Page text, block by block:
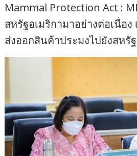
Mammal Protection Act :
สหรัฐอเมริกามาอย่างต่อเนื่อ
ส่งออกสินค้าประมงไปยังสหรั